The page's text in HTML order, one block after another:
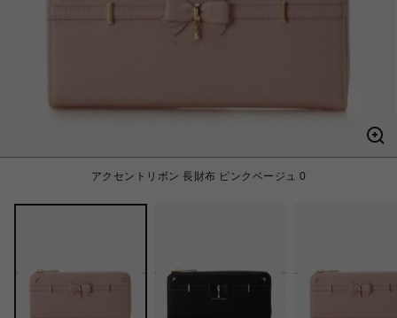
アクセントリボン 長財布 ピンクベージュ 0